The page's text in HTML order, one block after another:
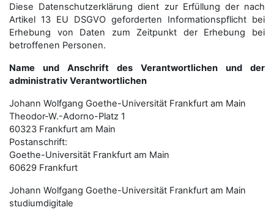
Diese Datenschutzerklärung dient zur Erfüllung der nach
Artikel 13 EU DSGVO geforderten Informationspflicht bei
Erhebung von Daten zum Zeitpunkt der Erhebung bei
betroffenen Personen.
Name und Anschrift des Verantwortlichen und der
administrativ Verantwortlichen
Johann Wolfgang Goethe-Universität Frankfurt am Main
Theodor-W.-Adorno-Platz 1
60323 Frankfurt am Main
Postanschrift:
Goethe-Universität Frankfurt am Main
60629 Frankfurt
Johann Wolfgang Goethe-Universität Frankfurt am Main
studiumdigitale